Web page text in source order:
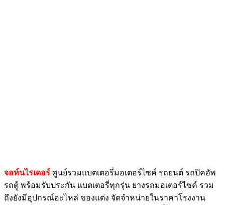
จอห์นไรเดอร์ ศูนย์รวมแบตเตอรี่มอเตอร์ไซค์ รถยนต์ รถปิคอัพ
รถตู้ พร้อมรับประกัน แบตเตอรี่ทุกรุ่น ยางรถมอเตอร์ไซค์ รวม
ถึงยังมีอุปกรณ์อะไหล่ ของแต่ง จัดจำหน่ายในราคาโรงงาน